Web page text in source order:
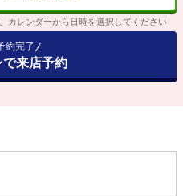
カレンダーから日時を選択してください
約完了
で来店予約